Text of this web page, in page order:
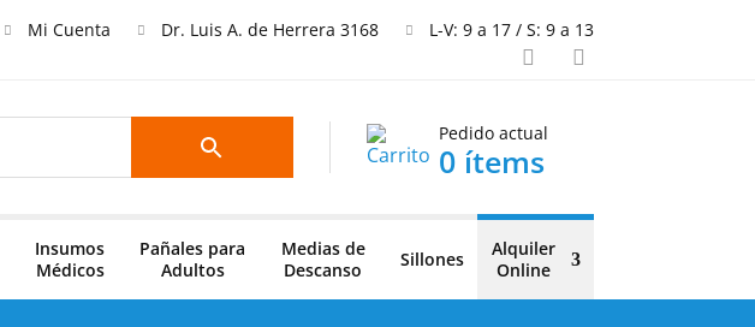
Mi Cuenta Dr. Luis A. de Herrera 3168 L-V: 9 a 17 / S: 9 a 13
Pedido actual
0 ítems
Insumos
Médicos
Pañales para
Adultos
Medias de
Descanso
Sillones
Alquiler
Online